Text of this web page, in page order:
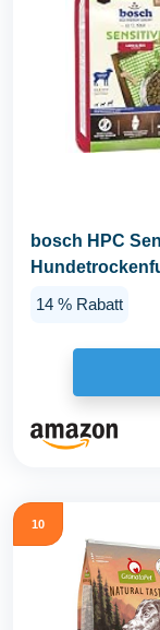
bosch HPC
14 % Rabatt
10